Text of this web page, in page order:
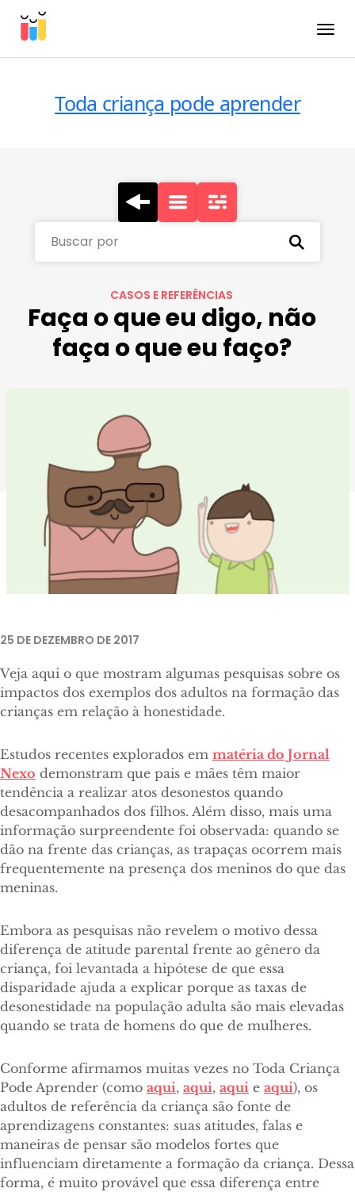
Toda criança pode aprender
Buscar por
CASOS E REFERÊNCIAS
Faça o que eu digo, não
faça o que eu faço?
25 DE DEZEMBRO DE 2017
Veja aqui o que mostram algumas pesquisas sobre os
impactos dos exemplos dos adultos na formação das
crianças em relação à honestidade.
Estudos recentes explorados em matéria do Jornal
Nexo demonstram que pais e mães têm maior
tendência a realizar atos desonestos quando
desacompanhados dos filhos. Além disso, mais uma
informação surpreendente foi observada: quando se
dão na frente das crianças, as trapaças ocorrem mais
frequentemente na presença dos meninos do que das
meninas.
Embora as pesquisas não revelem o motivo dessa
diferença de atitude parental frente ao gênero da
criança, foi levantada a hipótese de que essa
disparidade ajuda a explicar porque as taxas de
desonestidade na população adulta são mais elevadas
quando se trata de homens do que de mulheres.
Conforme afirmamos muitas vezes no Toda Criança
Pode Aprender (como aqui, aqui, aqui e aqui), os
adultos de referência da criança são fonte de
aprendizagens constantes: suas atitudes, falas e
maneiras de pensar são modelos fortes que
influenciam diretamente a formação da criança. Dessa
forma, é muito provável que essa diferença entre